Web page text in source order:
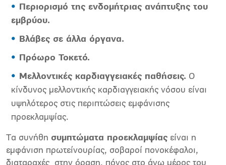
Περιορισμό της ενδομήτριας ανάπτυξης του
εμβρύου.
Βλάβες σε άλλα όργανα.
Πρόωρο Τοκετό.
Μελλοντικές καρδιαγγειακές παθήσεις. Ο
κίνδυνος μελλοντικής καρδιαγγειακής νόσου είναι
υψηλότερος στις περιπτώσεις εμφάνισης
προεκλαμψίας.
Τα συνήθη συμπτώματα προεκλαμψίας είναι η
εμφάνιση πρωτείνουρίας, σοβαροί πονοκέφαλοι,
διαταραχές στην όραση, πόνος στο άνω μέρος του